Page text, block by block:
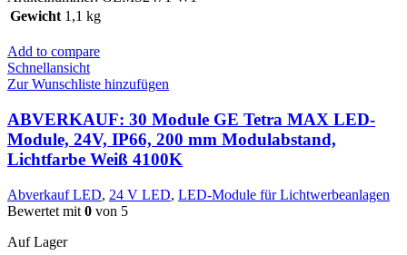
Gewicht 1,1 kg
Add to compare
Schnellansicht
Zur Wunschliste hinzufügen
ABVERKAUF: 30 Module GE Tetra MAX LED-
Module, 24V, IP66, 200 mm Modulabstand,
Lichtfarbe Weiß 4100K
Abverkauf LED, 24 V LED, LED-Module für Lichtwerbeanlagen
Bewertet mit 0 von 5
Auf Lager